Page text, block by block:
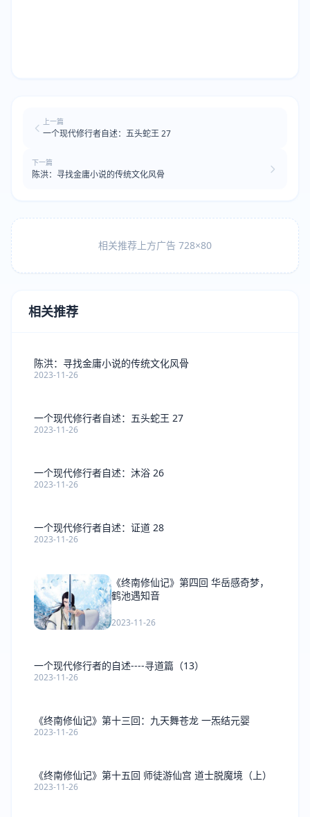
上一篇
一个现代修行者自述：五头蛇王 27
下一篇
陈洪：寻找金庸小说的传统文化风骨
相关推荐上方广告 728×80
相关推荐
陈洪：寻找金庸小说的传统文化风骨
2023-11-26
一个现代修行者自述：五头蛇王 27
2023-11-26
一个现代修行者自述：沐浴 26
2023-11-26
一个现代修行者自述：证道 28
2023-11-26
《终南修仙记》第四回 华岳感奇梦，
鹤池遇知音
2023-11-26
一个现代修行者的自述----寻道篇（13）
2023-11-26
《终南修仙记》第十三回：九天舞苍龙 一炁结元婴
2023-11-26
《终南修仙记》第十五回 师徒游仙宫 道士脱魔境（上）
2023-11-26